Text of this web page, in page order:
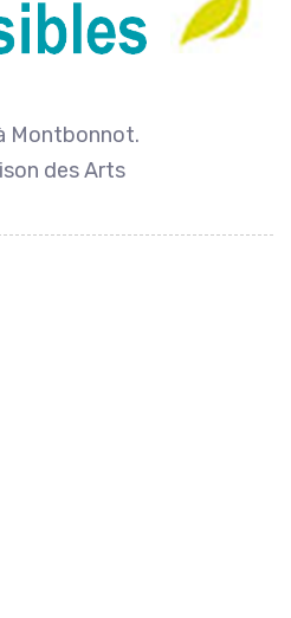
Montbonnot.
des Arts